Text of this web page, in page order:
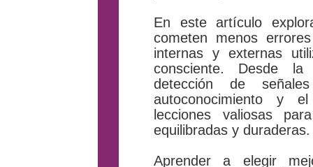
En este artículo
cometen menos
internas y externas
consciente. Desde
detección de
autoconocimiento y
lecciones valiosas
equilibradas y duraderas.
Aprender a elegir